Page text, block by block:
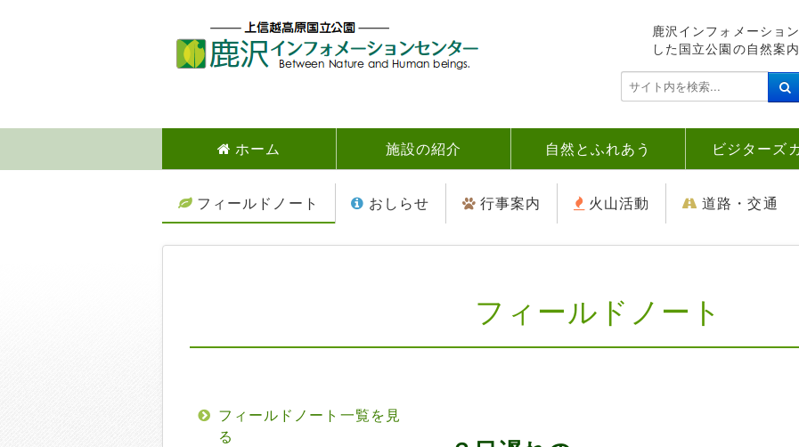
鹿沢インフォメーショ
した国立公園の自然案
検
索
.
ホーム
施設の紹介 自然とふれあう ビジターズ
フィールドノート おしらせ 行事案内 火山活動 道路・交通
フィールドノート
フィールドノート一覧を見
る